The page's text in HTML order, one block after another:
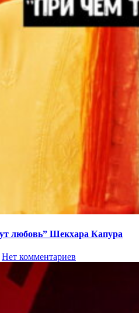
любовь” Шекхара Капура
Нет комментариев